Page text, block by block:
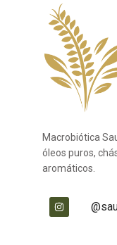
Macrobiótica
óleos puros,
aromáticos.